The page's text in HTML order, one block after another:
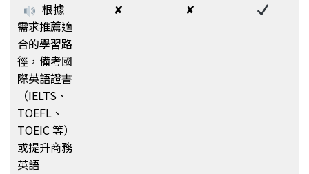
根據
需求推薦適
合的學習路
徑，備考國
際英語證書
（IELTS、
TOEFL、
TOEIC 等）
或提升商務
英語
✘ ✘